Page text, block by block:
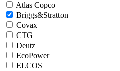
Atlas Copco
Briggs&Stratton
Covax
CTG
Deutz
EcoPower
ELCOS